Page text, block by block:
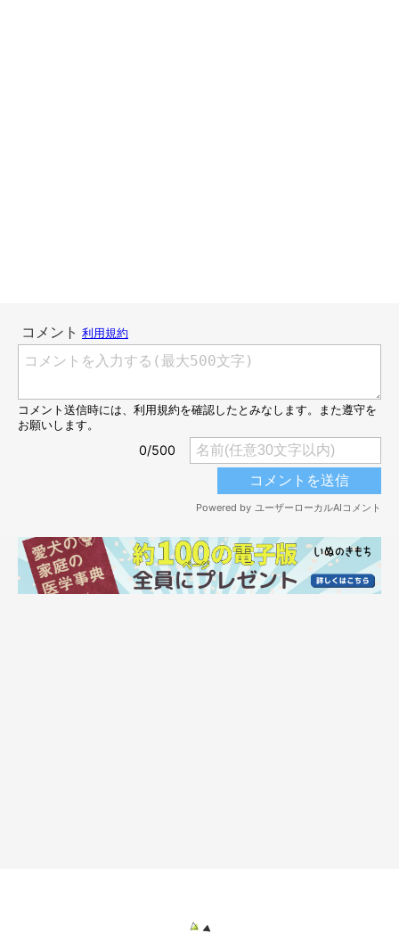
こむぎは右後ろ足の筋肉ついていないとの話なので、右側に重心
をかけて負荷を与えてみることに。